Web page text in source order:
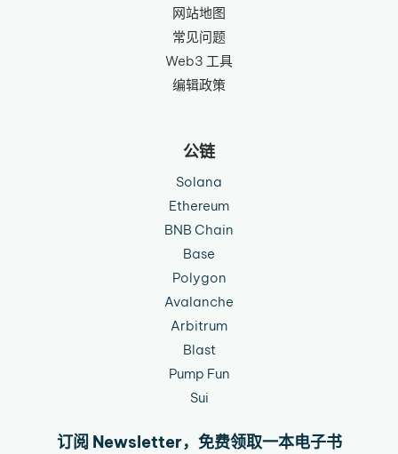
网站地图
常见问题
Web3 工具
编辑政策
公链
Solana
Ethereum
BNB Chain
Base
Polygon
Avalanche
Arbitrum
Blast
Pump Fun
Sui
订阅 Newsletter，免费领取一本电子书